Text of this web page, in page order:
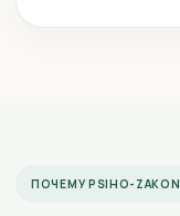
ПОЧЕМУ PSIHO-ZAKON